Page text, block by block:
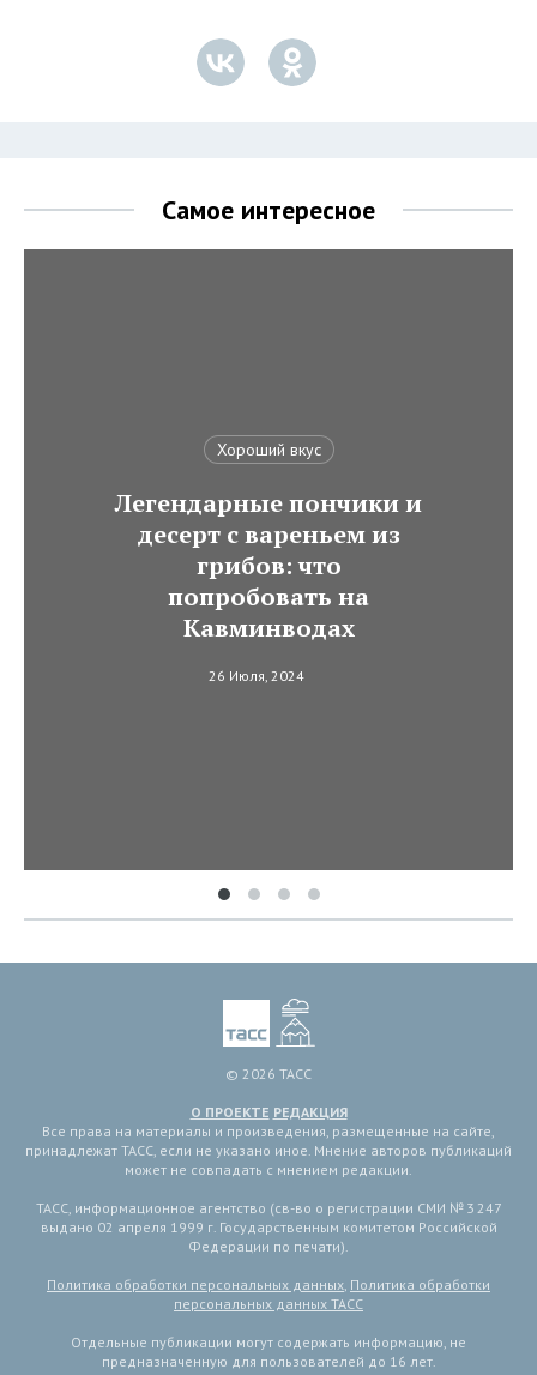
Самое интересное
Хороший вкус
Легендарные пончики и
десерт с вареньем из
грибов: что
попробовать на
Кавминводах
26 Июля, 2024
© 2026 ТАСС
О ПРОЕКТЕ РЕДАКЦИЯ
Все права на материалы и произведения, размещенные на сайте,
принадлежат ТАСС, если не указано иное. Мнение авторов публикаций
может не совпадать с мнением редакции.
ТАСС, информационное агентство (св-во о регистрации СМИ № 3 247
выдано 02 апреля 1999 г. Государственным комитетом Российской
Федерации по печати).
Политика обработки персональных данных, Политика обработки
персональных данных ТАСС
Отдельные публикации могут содержать информацию, не
предназначенную для пользователей до 16 лет.